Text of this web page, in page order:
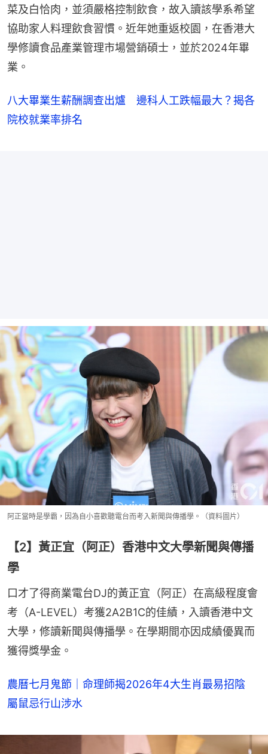
菜及白恰肉，並須嚴格控制飲食，故入讀該學系希望
協助家人料理飲食習慣。近年她重返校園，在香港大
學修讀食品產業管理市場營銷碩士，並於2024年畢
業。
八大畢業生薪酬調查出爐 邊科人工跌幅最大？揭各
院校就業率排名
阿正當時是學霸，因為自小喜歡聽電台而考入新聞與傳播學。（資料圖片）
【2】黃正宜（阿正）香港中文大學新聞與傳播
學
口才了得商業電台DJ的黃正宜（阿正）在高級程度會
考（A-LEVEL）考獲2A2B1C的佳績，入讀香港中文
大學，修讀新聞與傳播學。在學期間亦因成績優異而
獲得獎學金。
農曆七月鬼節｜命理師揭2026年4大生肖最易招陰
屬鼠忌行山涉水